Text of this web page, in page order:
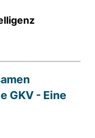
GKV - Eine